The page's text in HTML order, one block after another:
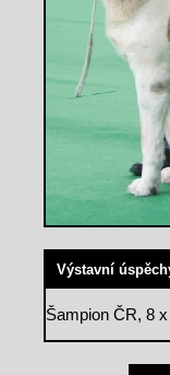
Výstavní
Šampion ČR, 8